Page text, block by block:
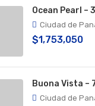
Ocean Pearl –
Ciudad de
$1,753,050
Buona Vista –
Ciudad de